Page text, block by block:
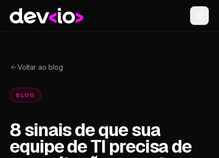
Devio
Voltar ao blog
BLOG
8 sinais de que sua
equipe de TI precisa de